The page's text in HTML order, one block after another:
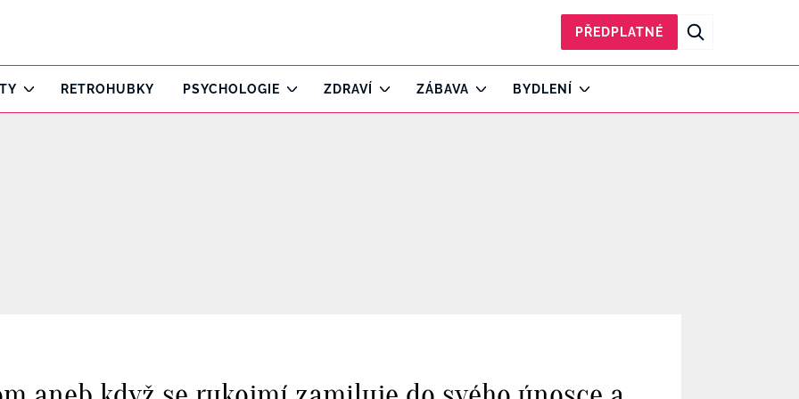
PŘEDPLATNÉ
RETROHUBKY PSYCHOLOGIE ZDRAVÍ ZÁBAVA BYDLENÍ